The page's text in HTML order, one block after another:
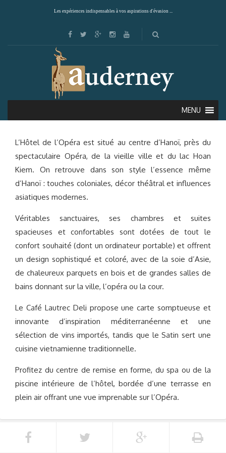
Les expériences indispensables à vos aspirations d'évasion ...
MENU
HÔTEL DE L’OPÉRA (HANOI)
L’Hôtel de l’Opéra est situé au centre d’Hanoï, près du
spectaculaire Opéra, de la vieille ville et du lac Hoan
Kiem. On retrouve dans son style l’essence même
d’Hanoï : touches coloniales, décor théâtral et influences
asiatiques modernes.
Véritables sanctuaires, ses chambres et suites
spacieuses et confortables sont dotées de tout le
confort souhaité (dont un ordinateur portable) et offrent
un design sophistiqué et coloré, avec de la soie d’Asie,
de chaleureux parquets en bois et de grandes salles de
bains donnant sur la ville, l’opéra ou la cour.
Le Café Lautrec Deli propose une carte somptueuse et
innovante d’inspiration méditerranéenne et une
sélection de vins importés, tandis que le Satin sert une
cuisine vietnamienne traditionnelle.
Profitez du centre de remise en forme, du spa ou de la
piscine intérieure de l’hôtel, bordée d’une terrasse en
plein air offrant une vue imprenable sur l’Opéra.